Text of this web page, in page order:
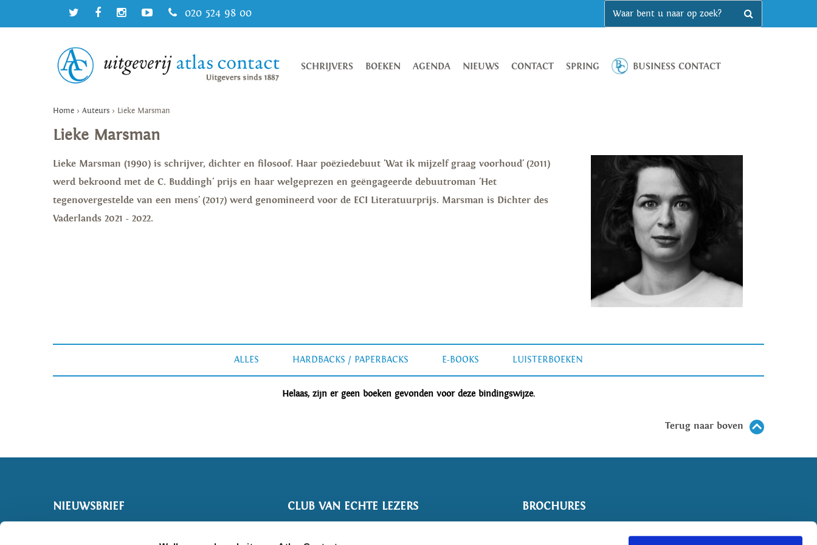
020 524 98 00
SCHRIJVERS BOEKEN AGENDA NIEUWS CONTACT SPRING BUSINESS CONTACT
Home > Auteurs > Lieke Marsman
Lieke Marsman
Lieke Marsman (1990) is schrijver, dichter en filosoof. Haar poëziedebuut 'Wat ik mijzelf graag voorhoud' (2011)
werd bekroond met de C. Buddingh' prijs en haar welgeprezen en geëngageerde debuutroman 'Het
tegenovergestelde van een mens' (2017) werd genomineerd voor de ECI Literatuurprijs. Marsman is Dichter des
Vaderlands 2021 - 2022.
ALLES HARDBACKS / PAPERBACKS E-BOOKS LUISTERBOEKEN
Helaas, zijn er geen boeken gevonden voor deze bindingswijze.
Terug naar boven
NIEUWSBRIEF CLUB VAN ECHTE LEZERS BROCHURES